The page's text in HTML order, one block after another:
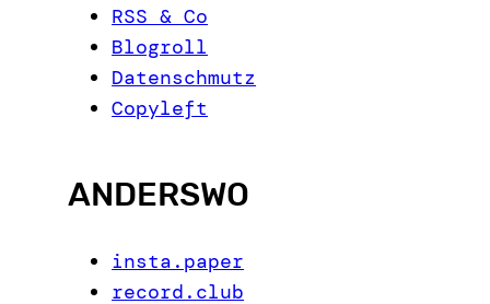
RSS & Co
Blogroll
Datenschmutz
Copyleft
ANDERSWO
insta.paper
record.club